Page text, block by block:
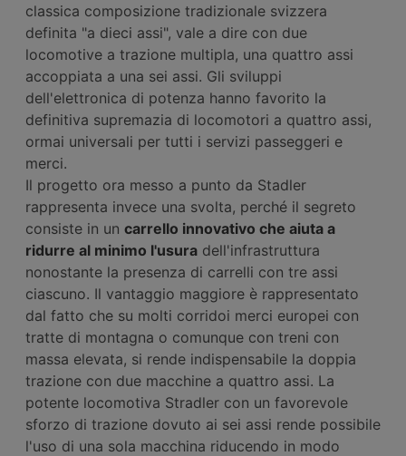
classica composizione tradizionale svizzera
definita "a dieci assi", vale a dire con due
locomotive a trazione multipla, una quattro assi
accoppiata a una sei assi. Gli sviluppi
dell'elettronica di potenza hanno favorito la
definitiva supremazia di locomotori a quattro assi,
ormai universali per tutti i servizi passeggeri e
merci.
Il progetto ora messo a punto da Stadler
rappresenta invece una svolta, perché il segreto
consiste in un carrello innovativo che aiuta a
ridurre al minimo l'usura dell'infrastruttura
nonostante la presenza di carrelli con tre assi
ciascuno. Il vantaggio maggiore è rappresentato
dal fatto che su molti corridoi merci europei con
tratte di montagna o comunque con treni con
massa elevata, si rende indispensabile la doppia
trazione con due macchine a quattro assi. La
potente locomotiva Stradler con un favorevole
sforzo di trazione dovuto ai sei assi rende possibile
l'uso di una sola macchina riducendo in modo